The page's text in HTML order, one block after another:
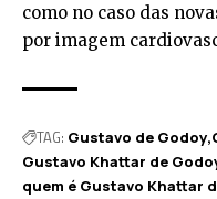
como no caso das
por imagem
TAG: Gustavo de Godoy
Gustavo Khattar de
quem é Gustavo Khattar